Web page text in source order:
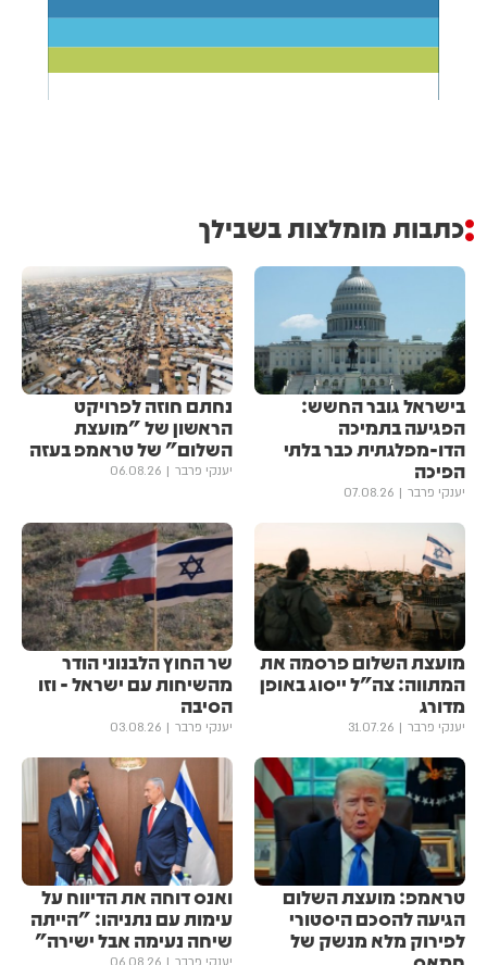
כתבות מומלצות בשבילך
בישראל גובר החשש:
הפגיעה בתמיכה
הדו-מפלגתית כבר בלתי
הפיכה
יענקי פרבר 07.08.26
נחתם חוזה לפרויקט
הראשון של "מועצת
השלום" של טראמפ בעזה
יענקי פרבר 06.08.26
מועצת השלום פרסמה את
המתווה: צה"ל ייסוג באופן
מדורג
יענקי פרבר 31.07.26
שר החוץ הלבנוני הודר
מהשיחות עם ישראל - וזו
הסיבה
יענקי פרבר 03.08.26
טראמפ: מועצת השלום
הגיעה להסכם היסטורי
לפירוק מלא מנשק של
ואנס דוחה את הדיווח על
עימות עם נתניהו: "הייתה
שיחה נעימה אבל ישירה"